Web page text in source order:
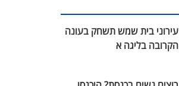
עירוני בית שמש תשחק בעונה
הקרובה בליגה א